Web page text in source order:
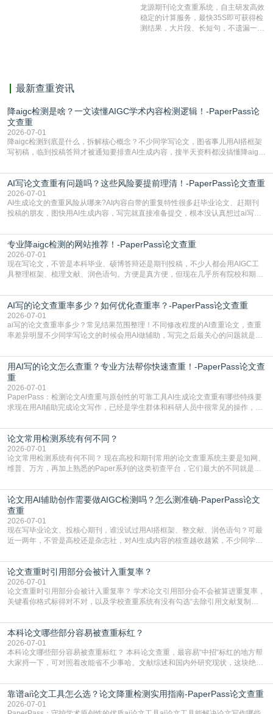
有相似的片段，该项技术检测速度快、
准确率高，市场反映良好。
龙源期刊论文查重系统，自主研发高效
稳定的计算服务，最快35S即可获得检
测结果，大片段、长短句，不遗漏一处
最新查重资讯
降aigc检测是啥？一文读懂AIGC学术内容检测逻辑！-PaperPass论
文查重
2026-07-01
降aigc检测到底是什么，拆解核心概念？不少同学写论文，图省事儿用AI搭框架
写初稿，临到投稿答辩才被通知要排查AI生成内容，搜半天资料都没搞懂降aigc
怕是已经入行的科研人员，不少人也搞不清降aigc检测是啥，对相关要求摸不
准。其实，降aigc检测是伴随AIGC工具在学术领域普及诞生的新需求，核心是为
了满足现在高校、期刊对AI生
AI写论文查重有问题吗？这些风险要提前理清！-PaperPass论文查重
2026-07-01
AI生成论文的查重风险从哪来?AI内容自带的重复特性很多赶毕业论文、赶期刊
投稿的朋友，图快用AI生成内容，写完就直接准备提交，根本没认真想过ai写论
自带不可忽视的查重风险。AI训练依赖海量公开的文本数据，生成内容本质是基
于训练数据的概率拼接，不是从零开始的原创创作。生成过程中，很容易复用已
有的高频公共表述，甚至直接拼接已经公开
专业降aigc检测的网站推荐！-PaperPass论文查重
2026-07-01
现在写论文，不管是本科毕业、硕博答辩还是期刊投稿，不少人都会用AIGC工
具整理框架、梳理文献、润色语句。方便是真方便，但现在几乎所有院校和期刊
五遍还是过不了预检测的大有人在，这时候，找到靠谱的降AIGC检测率的网
站，就能少走好多弯路。PaperPass：守护学术原创性的智能伙伴AIGC生成内
容的学术合规痛点去年帮一个本科师弟改
AI写的论文查重率多少？如何优化查重率？-PaperPass论文查重
2026-07-01
ai写的论文查重率多少？常见结果范围整理！不同修改程度的AI查重论文，查重
率差异明显不少同学写论文的时候会用AI做辅助，写完之后最关心的问题就是ai
实际情况和大家想的不太一样。AI训练依赖海量公开学术文献、网络内容，生成
内容本质是按照语义概率拼接已有内容，很容易和已发布的作品撞重复，甚至会
直接引用整段已有内容，所以查重率偏高是
用AI写的论文怎么查重？专业方法帮你快速查重！-PaperPass论文查
重
2026-07-01
PaperPass：检测论文AI查重与原创性的可靠工具AI生成论文查重有哪些特殊要
求现在用AI辅助完成论文写作，已经是学生群体和科研人员中很常见的操作，不
但很多人忽略了，AI生成的内容天生带有重复风险——训练AI的数据集本身就包
含大量已公开的学术内容、网络原创内容，AI输出内容时很容易无意识拼接出重
复片
论文常用检测系统有何不同？
2026-07-01
论文常用检测系统有何不同？ 现在高校和期刊常用的论文查重系统主要是知网、
维普、万方，再加上熟悉的Paper系列的这类初查平台，它们最大的不同就是数
查数值误导。知网（CNKI）是学校定稿检测的绝对主流。本科用PMLC，含大学
生联合比对库，能比历届学长论文，硕博用VIP/TMLC，含学术论文联合比对
库，期刊投稿用AMLMC/SML
论文用AI辅助创作需要做AIGC检测吗？怎么测准确-PaperPass论文
查重
2026-07-01
现在写毕业论文、投核心期刊，谁没试过用AI搭框架、整文献、润色语句？可最
近一两年，不管是高校还是杂志社，对AI生成内容的核查越收越紧，不少同学投
真的太亏。提前做AIGC检测，已经成了很多过来人交稿前必做的一步。为什么
AIGC检测成了论文答辩投稿前的必备项？可能还有不少人觉得，我就用AI搭了个
框架，内容都是自己写的，至于做AIG
论文查重时引用部分会被计入重复率？
2026-07-01
论文查重时引用部分会被计入重复率？ 学术论文引用部分会不会被算进重复率，
关键看你格式标得对不对，以及学校查重系统有没有勾选“去除引用文献复制
独占一行，每条文献用[1][2]方括号编号、与正文一一对应，著录项符合GB/T
7714（作者、题名、刊名、年、卷期、页码齐全，标点用半角）；查重系统识别
成功后通常把这段标为引用，
本科论文哪些部分容易被查重标红？
2026-07-01
本科论文哪些部分容易被查重标红？ 本科论文查重，最容易“中招“标红的地方帮
大家捋一下，可对照着改能省不少事哈。文献综述和国内外研究现状，这块绝对
乎一模一样的话，你要是直接复制百度百科、教材或别人写好的综述段落，系统
一抓一个准，整段飘红。研究背景、意义和方法描述也是不可避免，比如“本文采
用问卷调查法““运用SPSS软件进行数据分
靠谱ai论文工具怎么选？论文降重检测实用指南-PaperPass论文查重
2026-07-01